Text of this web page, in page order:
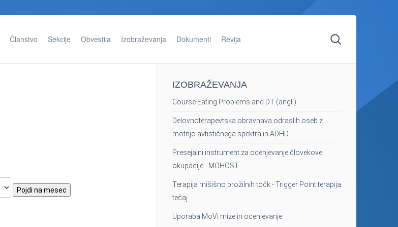
Članstvo Sekcije Obvestila Izobraževanja Dokumenti Revija
Pojdi na mesec
IZOBRAŽEVANJA
Course Eating Problems and DT (angl.)
Delovnoterapevtska obravnava odraslih oseb z
motnjo avtističnega spektra in ADHD
Presejalni instrument za ocenjevanje človekove
okupacije - MOHOST
Terapija mišišno prožilnih točk - Trigger Point terapija
tečaj
Uporaba MoVi mize in ocenjevanje